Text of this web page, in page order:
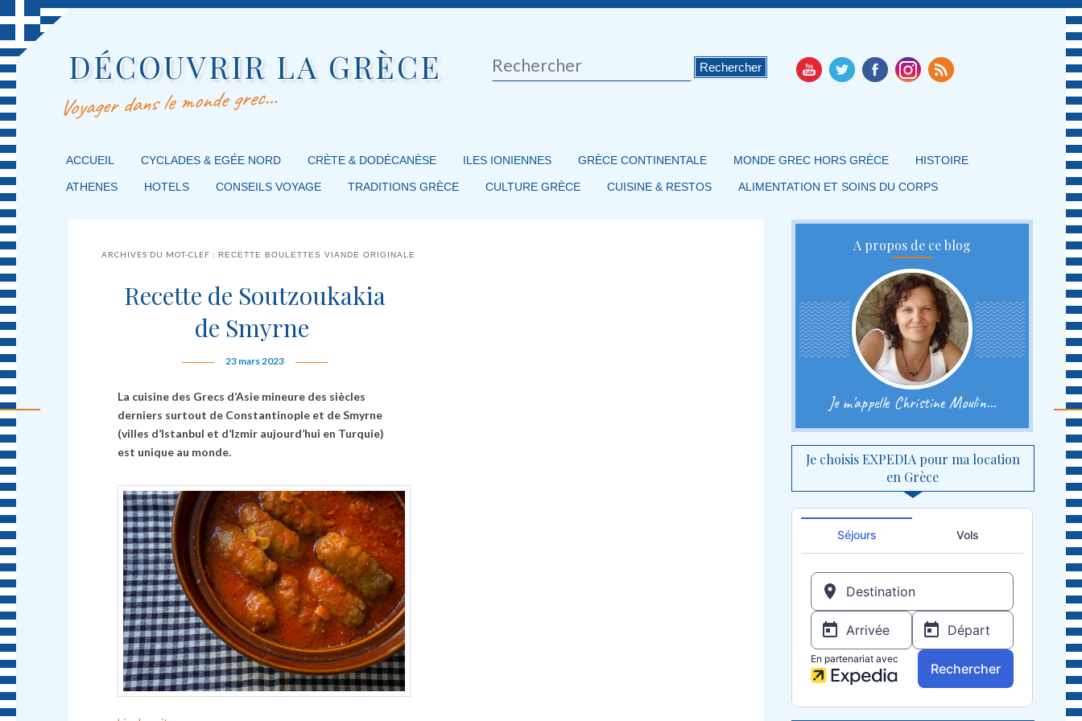
DÉCOUVRIR LA GRÈCE
Voyager dans le monde grec…
Rechercher
MENU PRINCIPAL
MASQUER LA NAVIGATION PRINCIPALE
MASQUER LA NAVIGATION SECONDAIRE
ACCUEIL CYCLADES & EGÉE NORD CRÈTE & DODÉCANÈSE ILES IONIENNES GRÈCE CONTINENTALE MONDE GREC HORS GRÈCE HISTOIRE
ATHENES HOTELS CONSEILS VOYAGE TRADITIONS GRÈCE CULTURE GRÈCE CUISINE & RESTOS ALIMENTATION ET SOINS DU CORPS
ARCHIVES DU MOT-CLEF :RECETTE BOULETTES VIANDE ORIGINALE
Recette de Soutzoukakia
de Smyrne
23 mars 2023
La cuisine des Grecs d’Asie mineure des siècles
derniers surtout de Constantinople et de Smyrne
(villes d’Istanbul et d’Izmir aujourd’hui en Turquie)
est unique au monde.
A propos de ce blog
Je m'appelle Christine Moulin...
Je choisis EXPEDIA pour ma location
en Grèce